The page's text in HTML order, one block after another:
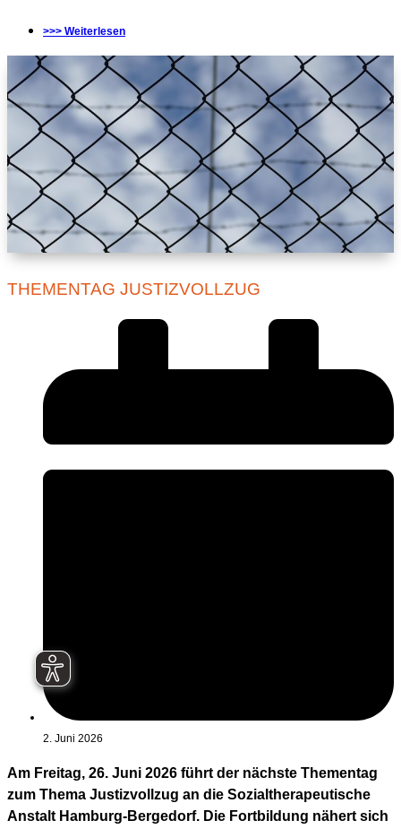
>>> Weiterlesen
THEMENTAG JUSTIZVOLLZUG
2. Juni 2026
Am Freitag, 26. Juni 2026 führt der nächste Thementag
zum Thema Justizvollzug an die Sozialtherapeutische
Anstalt Hamburg-Bergedorf. Die Fortbildung nähert sich